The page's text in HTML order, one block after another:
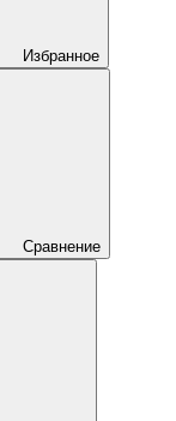
Избранное
Сравнение